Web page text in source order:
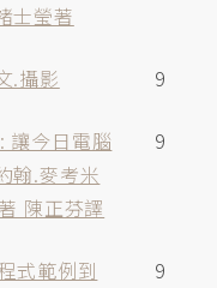
士瑩著
.攝影 9
讓今日電腦
翰.麥考米
陳正芬譯
9
式範例到
9